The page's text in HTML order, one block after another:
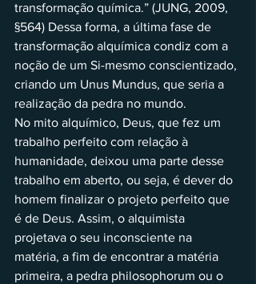
transformação química.” (JUNG, 2009,
§564) Dessa forma, a última fase de
transformação alquímica condiz com a
noção de um Si-mesmo conscientizado,
criando um Unus Mundus, que seria a
realização da pedra no mundo.
No mito alquímico, Deus, que fez um
trabalho perfeito com relação à
humanidade, deixou uma parte desse
trabalho em aberto, ou seja, é dever do
homem finalizar o projeto perfeito que
é de Deus. Assim, o alquimista
projetava o seu inconsciente na
matéria, a fim de encontrar a matéria
primeira, a pedra philosophorum ou o